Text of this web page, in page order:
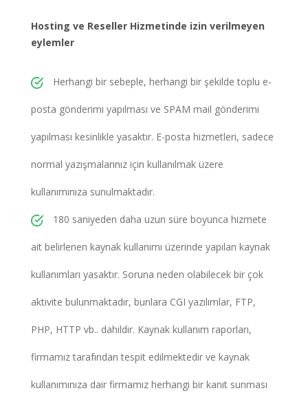
Hosting ve Reseller Hizmetinde izin verilmeyen
eylemler
Herhangi bir sebeple, herhangi bir şekilde toplu e-
posta gönderimi yapılması ve SPAM mail gönderimi
yapılması kesinlikle yasaktır. E-posta hizmetleri, sadece
normal yazışmalarınız için kullanılmak üzere
kullanımınıza sunulmaktadır.
180 saniyeden daha uzun süre boyunca hizmete
ait belirlenen kaynak kullanımı üzerinde yapılan kaynak
kullanımları yasaktır. Soruna neden olabilecek bir çok
aktivite bulunmaktadır, bunlara CGI yazılımlar, FTP,
PHP, HTTP vb.. dahildir. Kaynak kullanım raporları,
firmamız tarafından tespit edilmektedir ve kaynak
kullanımınıza dair firmamız herhangi bir kanıt sunması